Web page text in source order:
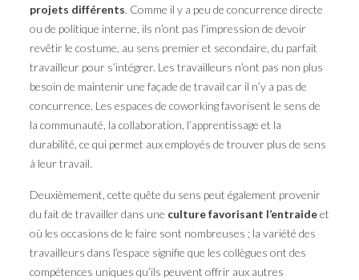
projets différents. Comme il y a peu de concurrence directe
ou de politique interne, ils n’ont pas l’impression de devoir
revêtir le costume, au sens premier et secondaire, du parfait
travailleur pour s’intégrer. Les travailleurs n’ont pas non plus
besoin de maintenir une façade de travail car il n’y a pas de
concurrence. Les espaces de coworking favorisent le sens de
la communauté, la collaboration, l’apprentissage et la
durabilité, ce qui permet aux employés de trouver plus de sens
à leur travail.
Deuxièmement, cette quête du sens peut également provenir
du fait de travailler dans une culture favorisant l’entraideet
où les occasions de le faire sont nombreuses ; la variété des
travailleurs dans l’espace signifie que les collègues ont des
compétences uniques qu’ils peuvent offrir aux autres